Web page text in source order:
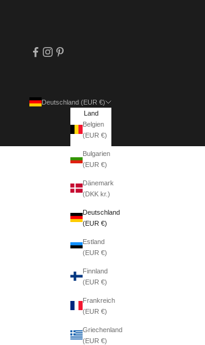
Deutschland (EUR €)
Land
Belgien
(EUR €)
Bulgarien
(EUR €)
Dänemark
(DKK kr.)
Deutschland
(EUR €)
Estland
(EUR €)
Finnland
(EUR €)
Frankreich
(EUR €)
Griechenland
(EUR €)